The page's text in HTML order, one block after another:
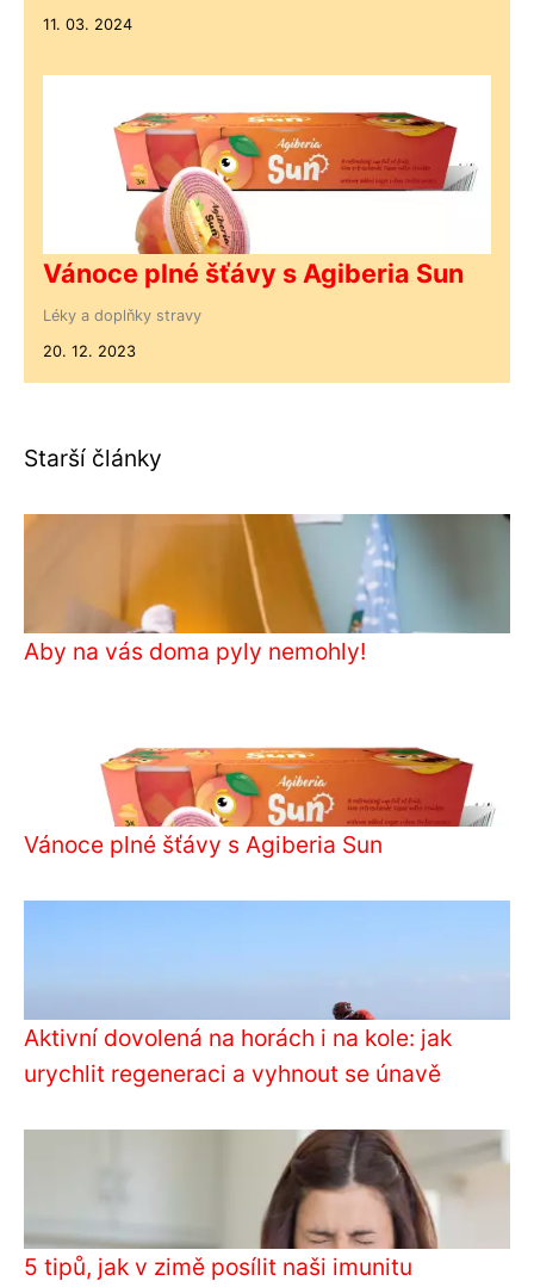
11. 03. 2024
Vánoce plné šťávy s Agiberia Sun
Léky a doplňky stravy
20. 12. 2023
Starší články
Aby na vás doma pyly nemohly!
Vánoce plné šťávy s Agiberia Sun
Aktivní dovolená na horách i na kole: jak
urychlit regeneraci a vyhnout se únavě
5 tipů, jak v zimě posílit naši imunitu